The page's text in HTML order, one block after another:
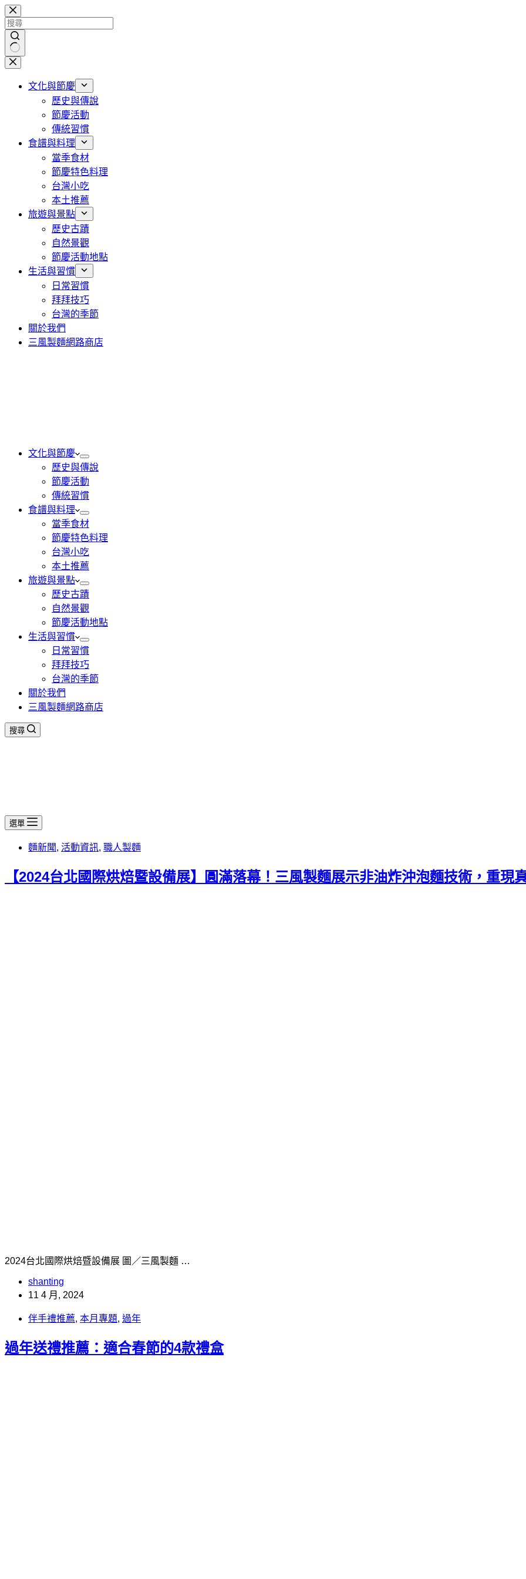
跳
至
主
要
內
找
文化與節慶
歷史與傳說
節慶活動
傳統習慣
食譜與料理
當季食材
節慶特色料理
台灣小吃
本土推薦
旅遊與景點
歷史古蹟
自然景觀
節慶活動地點
生活與習慣
日常習慣
拜拜技巧
台灣的季節
關於我們
三風製麵網路商店
文化與節慶
歷史與傳說
節慶活動
傳統習慣
食譜與料理
當季食材
節慶特色料理
台灣小吃
本土推薦
旅遊與景點
歷史古蹟
自然景觀
節慶活動地點
生活與習慣
日常習慣
拜拜技巧
台灣的季節
關於我們
三風製麵網路商店
搜尋
選單
麵新聞, 活動資訊, 職人製麵
【2024台北國際烘焙暨設備展】圓滿落幕！三風製麵展示非油炸沖泡麵技術，重現
2024台北國際烘焙暨設備展 圖／三風製麵 …
shanting
11 4 月, 2024
伴手禮推薦, 本月專題, 過年
過年送禮推薦：適合春節的4款禮盒